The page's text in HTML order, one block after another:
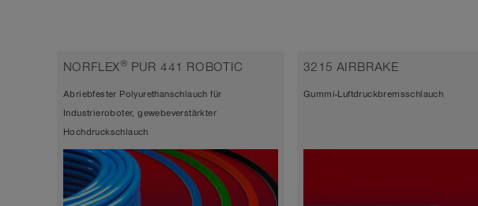
NORFLEX® PUR 441 ROBOTIC
Abriebfester Polyurethanschlauch für
Industrieroboter, gewebeverstärkter
Hochdruckschlauch
3215 AIRBRAKE
Gummi-Luftdruckbremsschlauch